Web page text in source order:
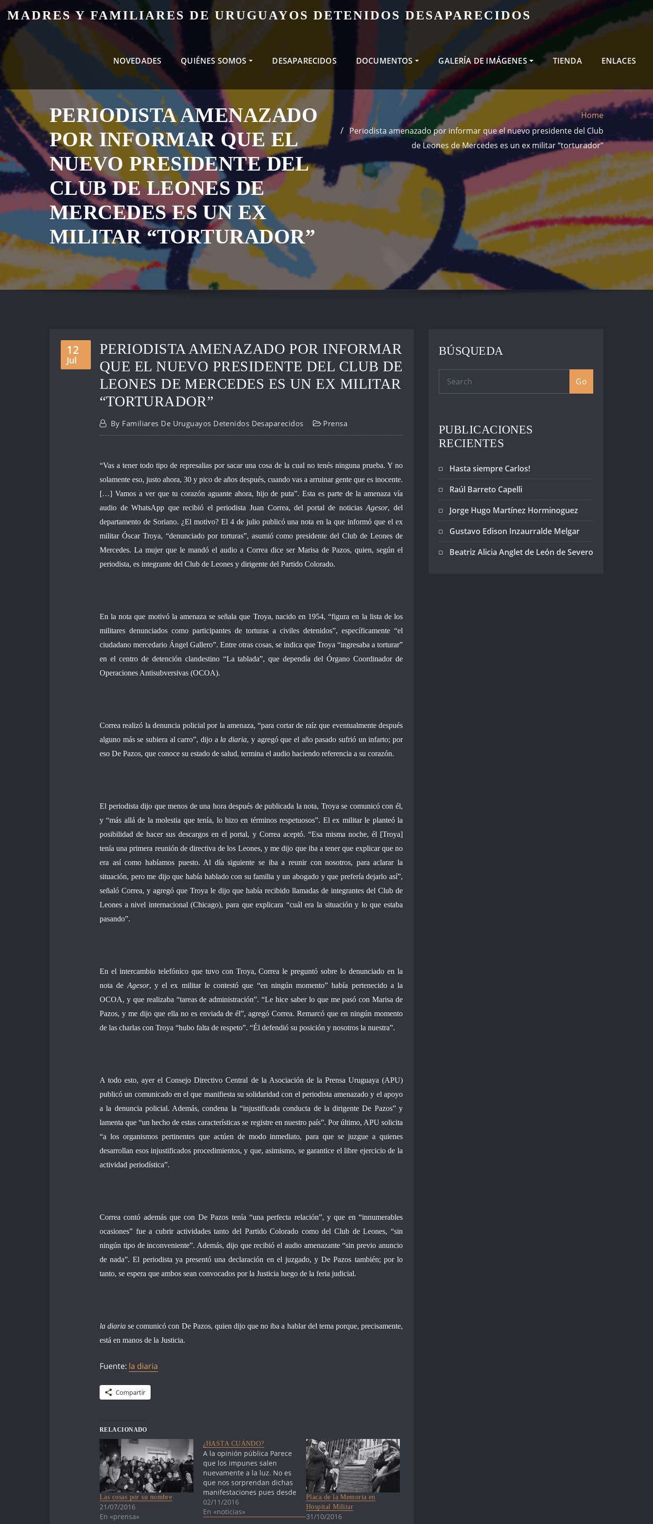
Skip
content
MADRES Y FAMILIARES DE URUGUAYOS DETENIDOS DESAPARECIDOS
NOVEDADES QUIÉNES SOMOS DESAPARECIDOS DOCUMENTOS GALERÍA DE IMÁGENES TIENDA ENLACES
PERIODISTA AMENAZADO
POR INFORMAR QUE EL
NUEVO PRESIDENTE DEL
CLUB DE LEONES DE
MERCEDES ES UN EX
MILITAR “TORTURADOR”
Home
Periodista amenazado por informar que el nuevo presidente del Club
de Leones de Mercedes es un ex militar “torturador”
12
Jul
PERIODISTA AMENAZADO POR INFORMAR
QUE EL NUEVO PRESIDENTE DEL CLUB DE
LEONES DE MERCEDES ES UN EX MILITAR
“TORTURADOR”
By Familiares De Uruguayos Detenidos Desaparecidos Prensa
“Vas a tener todo tipo de represalias por sacar una cosa de la cual no tenés ninguna prueba. Y no
solamente eso, justo ahora, 30 y pico de años después, cuando vas a arruinar gente que es inocente.
[…] Vamos a ver que tu corazón aguante ahora, hijo de puta”. Esta es parte de la amenaza vía
audio de WhatsApp que recibió el periodista Juan Correa, del portal de noticiasAgesor, del
departamento de Soriano. ¿El motivo? El 4 de julio publicó una nota en la que informó que el ex
militar Óscar Troya, “denunciado por torturas”, asumió como presidente del Club de Leones de
Mercedes. La mujer que le mandó el audio a Correa dice ser Marisa de Pazos, quien, según el
periodista, es integrante del Club de Leones y dirigente del Partido Colorado.
En la nota que motivó la amenaza se señala que Troya, nacido en 1954, “figura en la lista de los
militares denunciados como participantes de torturas a civiles detenidos”, específicamente “el
ciudadano mercedario Ángel Gallero”. Entre otras cosas, se indica que Troya “ingresaba a torturar”
en el centro de detención clandestino “La tablada”, que dependía del Órgano Coordinador de
Operaciones Antisubversivas (OCOA).
Correa realizó la denuncia policial por la amenaza, “para cortar de raíz que eventualmente después
alguno más se subiera al carro”, dijo a la diaria, y agregó que el año pasado sufrió un infarto; por
eso De Pazos, que conoce su estado de salud, termina el audio haciendo referencia a su corazón.
El periodista dijo que menos de una hora después de publicada la nota, Troya se comunicó con él,
y “más allá de la molestia que tenía, lo hizo en términos respetuosos”. El ex militar le planteó la
posibilidad de hacer sus descargos en el portal, y Correa aceptó. “Esa misma noche, él [Troya]
tenía una primera reunión de directiva de los Leones, y me dijo que iba a tener que explicar que no
era así como habíamos puesto. Al día siguiente se iba a reunir con nosotros, para aclarar la
situación, pero me dijo que había hablado con su familia y un abogado y que prefería dejarlo así”,
señaló Correa, y agregó que Troya le dijo que había recibido llamadas de integrantes del Club de
Leones a nivel internacional (Chicago), para que explicara “cuál era la situación y lo que estaba
pasando”.
En el intercambio telefónico que tuvo con Troya, Correa le preguntó sobre lo denunciado en la
nota de Agesor, y el ex militar le contestó que “en ningún momento” había pertenecido a la
OCOA, y que realizaba “tareas de administración”. “Le hice saber lo que me pasó con Marisa de
Pazos, y me dijo que ella no es enviada de él”, agregó Correa. Remarcó que en ningún momento
de las charlas con Troya “hubo falta de respeto”. “Él defendió su posición y nosotros la nuestra”.
A todo esto, ayer el Consejo Directivo Central de la Asociación de la Prensa Uruguaya (APU)
publicó un comunicado en el que manifiesta su solidaridad con el periodista amenazado y el apoyo
a la denuncia policial. Además, condena la “injustificada conducta de la dirigente De Pazos” y
lamenta que “un hecho de estas características se registre en nuestro país”. Por último, APU solicita
“a los organismos pertinentes que actúen de modo inmediato, para que se juzgue a quienes
desarrollan esos injustificados procedimientos, y que, asimismo, se garantice el libre ejercicio de la
actividad periodística”.
Correa contó además que con De Pazos tenía “una perfecta relación”, y que en “innumerables
ocasiones” fue a cubrir actividades tanto del Partido Colorado como del Club de Leones, “sin
ningún tipo de inconveniente”. Además, dijo que recibió el audio amenazante “sin previo anuncio
de nada”. El periodista ya presentó una declaración en el juzgado, y De Pazos también; por lo
tanto, se espera que ambos sean convocados por la Justicia luego de la feria judicial.
la diaria se comunicó con De Pazos, quien dijo que no iba a hablar del tema porque, precisamente,
está en manos de la Justicia.
Fuente: la diaria
Compartir
RELACIONADO
Las cosas por su nombre
21/07/2016
En «prensa»
¿HASTA CUÁNDO?
A la opinión pública Parece
que los impunes salen
nuevamente a la luz. No es
que nos sorprendan dichas
manifestaciones pues desde
hace muchos años venimos
denunciando que los
02/11/2016
En «noticias»
Placa de la Memoria en
Hospital Militar
31/10/2016
BÚSQUEDA
Go
PUBLICACIONES
RECIENTES
Hasta siempre Carlos!
Raúl Barreto Capelli
Jorge Hugo Martínez Horminoguez
Gustavo Edison Inzaurralde Melgar
Beatriz Alicia Anglet de León de Severo